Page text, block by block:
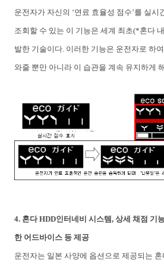
운전자가 자신의 ‘연료 효율성 점수’를 실시
조회할 수 있는 이 기능은 세계 최초(*혼다
발한 기술이다 이러한 기능은 운전자로 하
와줄 뿐만 아니라 이 습관을 계속 유지하게
4. 혼다HDD인터네비 시스템, 상세 채점 기
한 어드바이스 등 제공
운전자는 일본 사양에 옵션으로 제공되는 혼